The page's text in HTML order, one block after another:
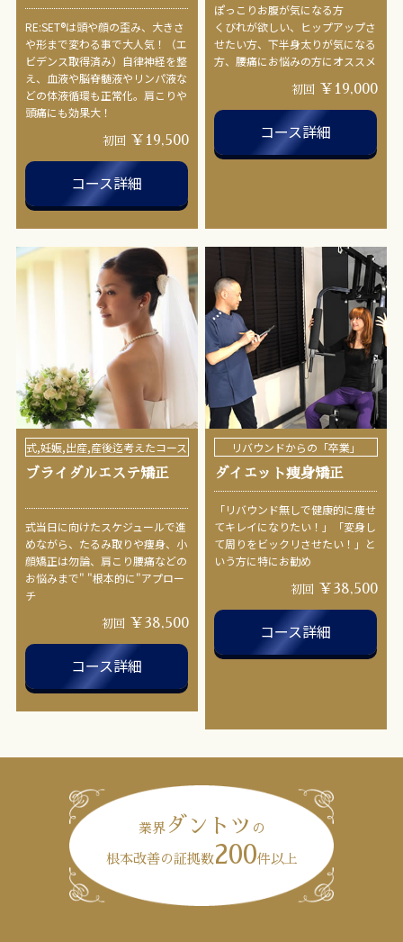
RE:SET®︎は頭や顔の歪み、大きさ
や形まで変わる事で大人気！（エ
ビデンス取得済み）自律神経を整
え、血液や脳脊髄液やリンパ液な
どの体液循環も正常化。肩こりや
頭痛にも効果大！
初回 ￥19,500
コース詳細
ぽっこりお腹が気になる方
くびれが欲しい、ヒップアップさ
せたい方、下半身太りが気になる
方、腰痛にお悩みの方にオススメ
初回 ￥19,000
コース詳細
式,妊娠,出産,産後迄考えたコース
ブライダルエステ矯正
式当日に向けたスケジュールで進
めながら、たるみ取りや痩身、小
顔矯正は勿論、肩こり腰痛などの
お悩みまで" "根本的に"アプロー
チ
初回 ￥38,500
コース詳細
リバウンドからの「卒業」
ダイエット痩身矯正
「リバウンド無しで健康的に痩せ
てキレイになりたい！」「変身し
て周りをビックリさせたい！」と
いう方に特にお勧め
初回 ￥38,500
コース詳細
業界ダントツ の
根本改善の証拠数200件以上